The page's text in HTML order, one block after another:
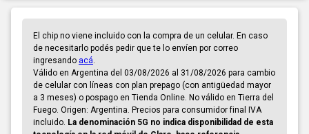
El chip no viene incluido con la compra de un celular. En caso
de necesitarlo podés pedir que te lo envíen por correo
ingresando acá
Válido en Argentina del 03/08/2026 al 31/08/2026 para cambio
de celular con líneas con plan prepago (con antigüedad mayor
a 3 meses) o pospago en Tienda Online. No válido en Tierra del
Fuego. Origen: Argentina. Precios para consumidor final IVA
incluido. La denominación 5G no indica disponibilidad de esta